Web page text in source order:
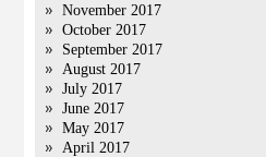
November 2017
October 2017
September 2017
August 2017
July 2017
June 2017
May 2017
April 2017